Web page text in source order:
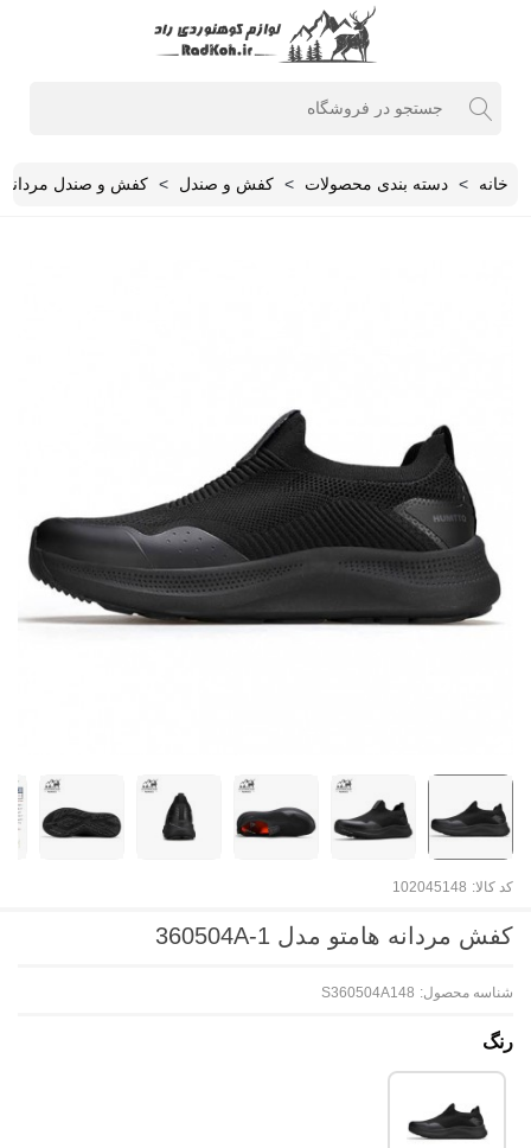
خانه > دسته بندی محصولات > کفش و صندل > کفش و صندل مردانه
کد کالا: 102045148
کفش مردانه هامتو مدل 360504A-1
شناسه محصول: S360504A148
رنگ